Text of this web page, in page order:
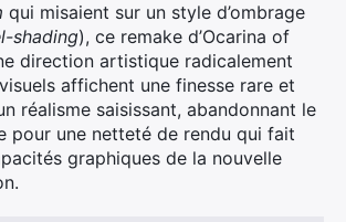
qui misaient sur un style d’ombrage
shading), ce remake d’Ocarina of
direction artistique radicalement
affichent une finesse rare et
réalisme saisissant, abandonnant le
pour une netteté de rendu qui fait
graphiques de la nouvelle